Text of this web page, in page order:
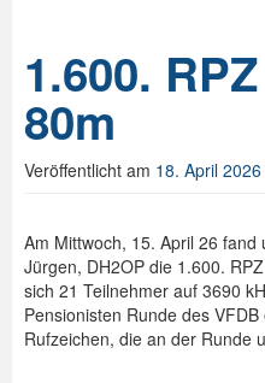
1.600.
80m
Veröffentlicht am 18. April 2026
Am Mittwoch, 15. April 26
Jürgen, DH2OP die 1.600.
sich 21 Teilnehmer auf 3690
Pensionisten Runde des
Rufzeichen, die an der Runde